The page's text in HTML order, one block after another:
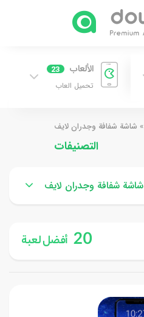
الألعاب 23
تحميل العاب
» شاشة شفافة وجدران لايف
التصنيفات
شاشة شفافة وجدران لايف
20 أفضل لعبة